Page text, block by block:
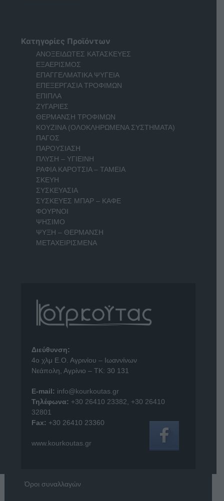
Κατηγορίες Προϊόντων
ΑΝΟΞΕΙΔΩΤΕΣ ΚΑΤΑΣΚΕΥΕΣ
ΕΞΑΕΡΙΣΜΟΣ
ΕΠΑΓΓΕΛΜΑΤΙΚΑ ΨΥΓΕΙΑ
ΕΠΕΞΕΡΓΑΣΙΑ ΤΡΟΦΙΜΩΝ
ΕΠΙΠΛΑ
ΖΥΓΑΡΙΕΣ
ΘΕΡΜΑΝΣΗ ΤΡΟΦΙΜΩΝ
ΚΟΥΖΙΝΑ (ΟΛΟΚΛΗΡΩΜΕΝΑ ΣΥΣΤΗΜΑΤΑ)
ΠΑΓΟΣ
ΠΑΡΟΥΣΙΑΣΗ
ΠΛΥΣΗ – ΥΓΙΕΙΝΗ
ΡΑΦΙΑ ΚΑΡΟΤΣΙΑ – ΤΑΜΕΙΑ
ΣΚΕΥΗ
ΣΥΣΚΕΥΑΣΙΑ
ΣΥΣΚΕΥΕΣ ΜΠΑΡ – ΚΑΦΕ
ΦΟΥΡΝΟΙ
ΨΗΣΙΜΟ
ΨΥΞΗ – ΘΕΡΜΑΝΣΗ
ΜΕΤΑΧΕΙΡΙΣΜΕΝΑ
Διεύθυνση:
4o χλμ Ε.Ο. Αγρινίου – Ιωαννίνων
Νεάπολη, Αγρίνιο – ΤΚ: 30 131
E-mail: info@kourkoutas.gr
Τηλέφωνα: +30 26410 23382
+30 26410
32801
Fax: +30 26410 23360
www.kourkoutas.gr
Όροι συναλλαγών